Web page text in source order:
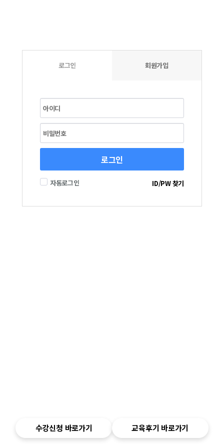
로그인 회원가입
로그인
자동로그인 ID/PW 찾기
수강신청 바로가기 교육후기 바로가기